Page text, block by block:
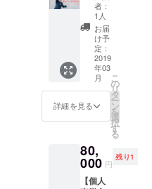
はご自
身で負
担をお
願い致
しま
す。 ※
日程は
要相談
しま
しょ
度は年
間およ
そ15
件、セ
ミナー
によっ
ては
10,000
円を超
えるも
で、参
加され
る可能
性のあ
本3冊】
3時間以
内であ
れば、
セミ
ナー登
壇、
WordPr
essブロ
グコン
サル、
相談、
草むし
り…(笑)
なんで
者：
1人
お届
け予
定：
2019
年03
月
詳細を見る
こ
の
リ
タ
ー
ン
を
選
択
す
る
80,
000 円
残り1
【個人